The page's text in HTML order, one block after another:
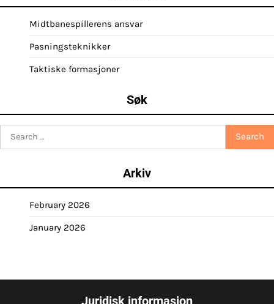
Midtbanespillerens ansvar
Pasningsteknikker
Taktiske formasjoner
Søk
Arkiv
February 2026
January 2026
Juridisk informasjon